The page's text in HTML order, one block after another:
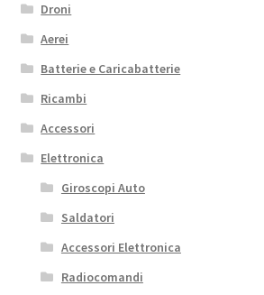
Droni
Aerei
Batterie e Caricabatterie
Ricambi
Accessori
Elettronica
Giroscopi Auto
Saldatori
Accessori Elettronica
Radiocomandi